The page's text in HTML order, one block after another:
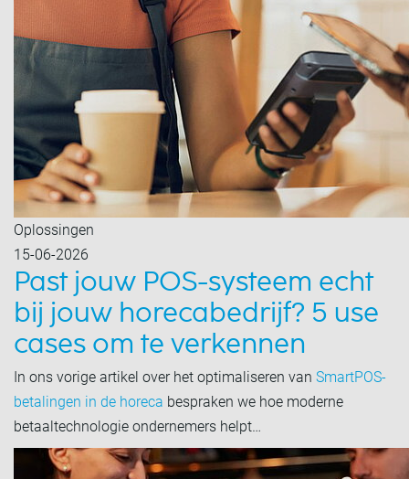
Oplossingen
15-06-2026
Past jouw POS-systeem echt
bij jouw horecabedrijf? 5 use
cases om te verkennen
In ons vorige artikel over het optimaliseren van SmartPOS-
betalingen in de horeca bespraken we hoe moderne
betaaltechnologie ondernemers helpt…